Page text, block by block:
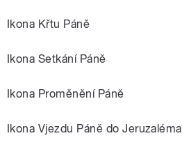
Ikona Křtu Páně
Ikona Setkání Páně
Ikona Proměnění Páně
Ikona Vjezdu Páně do Jeruzaléma